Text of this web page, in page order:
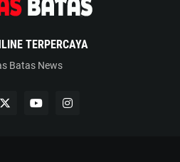
TERPERCAYA
Batas News